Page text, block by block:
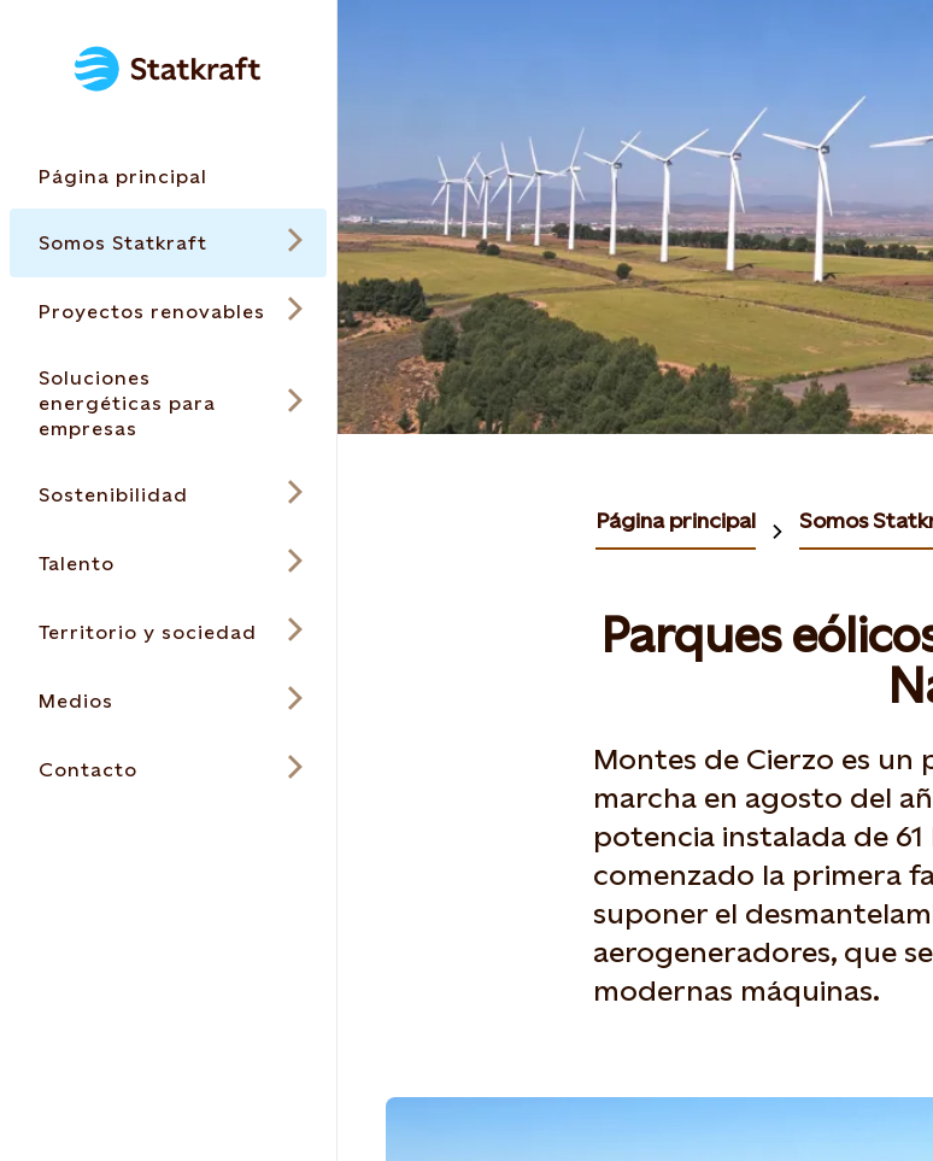
Página principal
Somos Statkraft
Proyectos renovables
Soluciones
energéticas para
empresas
Sostenibilidad
Talento
Territorio y sociedad
Medios
Contacto
Página principal Somos
Parques
Montes de Cierzo es
marcha en agosto del
potencia instalada de
comenzado la primera
suponer el
aerogeneradores, que
modernas máquinas.